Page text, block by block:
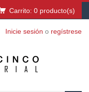
Carrito: 0 producto(s)
Inicie sesión o regístrese